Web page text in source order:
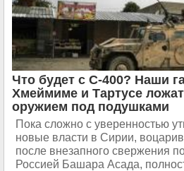
Что будет с С-400? Наши
Хмеймиме и Тартусе
оружием под подушками
Пока сложно с уверенностью
новые власти в Сирии,
после внезапного свержения
Россией Башара Асада,